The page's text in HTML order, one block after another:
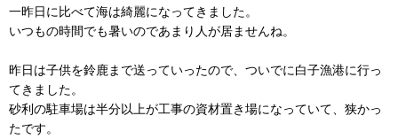
一昨日に比べて海は綺麗になってきました。
いつもの時間でも暑いのであまり人が居ませんね。
昨日は子供を鈴鹿まで送っていったので、ついでに白子漁港に行っ
てきました。
砂利の駐車場は半分以上が工事の資材置き場になっていて、狭かっ
たです。